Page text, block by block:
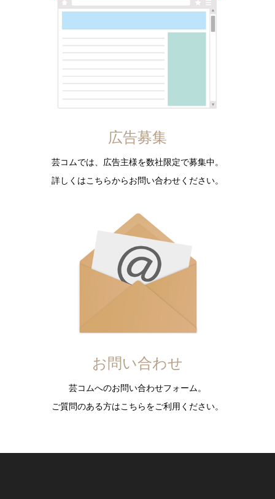
広告募集
芸コムでは、広告主様を数社限定で募集中。
詳しくはこちらからお問い合わせください。
お問い合わせ
芸コムへのお問い合わせフォーム。
ご質問のある方はこちらをご利用ください。